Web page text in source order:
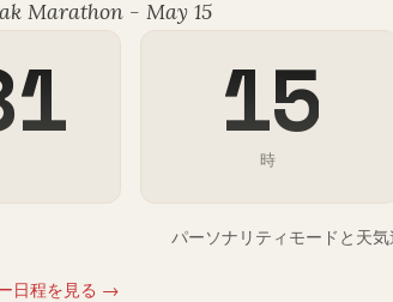
Marathon - May 15
15
時
パーソナリティモードと天
日程を見る →